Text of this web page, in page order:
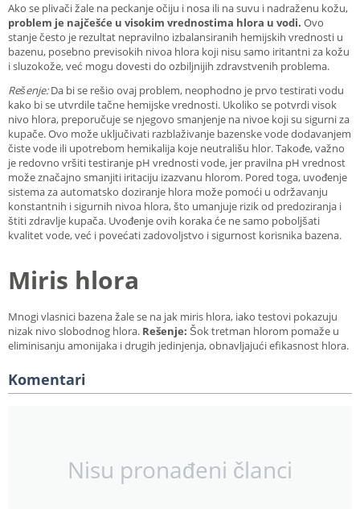
Ako se plivači žale na peckanje očiju i nosa ili na suvu i nadraženu kožu,
problem je najčešće u visokim vrednostima hlora u vodi. Ovo
stanje često je rezultat nepravilno izbalansiranih hemijskih vrednosti u
bazenu, posebno previsokih nivoa hlora koji nisu samo iritantni za kožu
i sluzokože, već mogu dovesti do ozbiljnijih zdravstvenih problema.
Rešenje:Da bi se rešio ovaj problem, neophodno je prvo testirati vodu
kako bi se utvrdile tačne hemijske vrednosti. Ukoliko se potvrdi visok
nivo hlora, preporučuje se njegovo smanjenje na nivoe koji su sigurni za
kupače. Ovo može uključivati razblaživanje bazenske vode dodavanjem
čiste vode ili upotrebom hemikalija koje neutrališu hlor. Takođe, važno
je redovno vršiti testiranje pH vrednosti vode, jer pravilna pH vrednost
može značajno smanjiti iritaciju izazvanu hlorom. Pored toga, uvođenje
sistema za automatsko doziranje hlora može pomoći u održavanju
konstantnih i sigurnih nivoa hlora, što umanjuje rizik od predoziranja i
štiti zdravlje kupača. Uvođenje ovih koraka će ne samo poboljšati
kvalitet vode, već i povećati zadovoljstvo i sigurnost korisnika bazena.
Miris hlora
Mnogi vlasnici bazena žale se na jak miris hlora, iako testovi pokazuju
nizak nivo slobodnog hlora. Rešenje: Šok tretman hlorom pomaže u
eliminisanju amonijaka i drugih jedinjenja, obnavljajući efikasnost hlora.
Komentari
Nisu pronađeni članci